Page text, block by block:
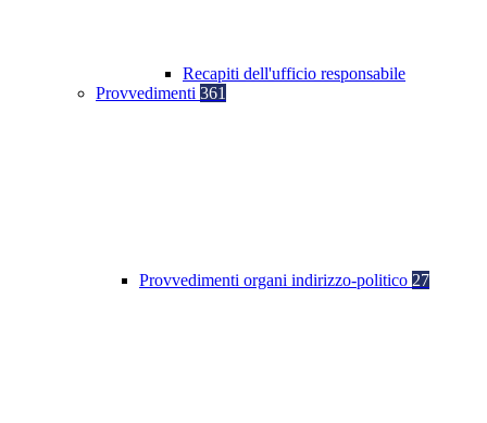
Recapiti dell'ufficio responsabile
Provvedimenti 361
Provvedimenti organi indirizzo-politico 27